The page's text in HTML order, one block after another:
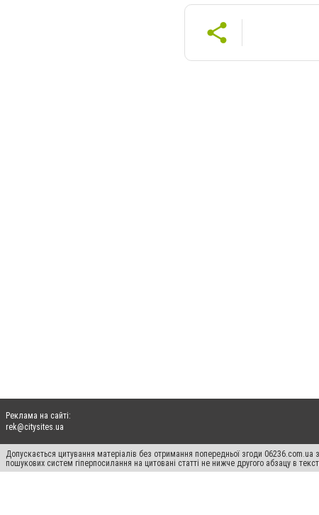
Реклама на сайті:
rek@citysites.ua
Допускається цитування матеріалів без отримання попередньої згоди
пошукових систем гіперпосилання на цитовані статті не нижче другого абзацу в